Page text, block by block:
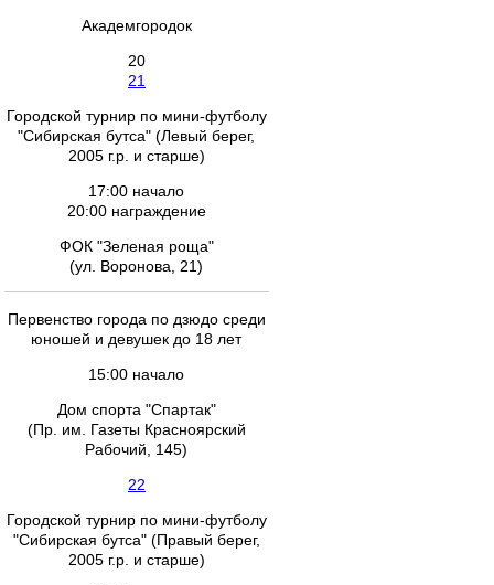
Академгородок
20
21
Городской турнир по мини-футболу
"Сибирская бутса" (Левый берег,
2005 г.р. и старше)
17:00 начало
20:00 награждение
ФОК "Зеленая роща"
(ул. Воронова, 21)
Первенство города по дзюдо среди
юношей и девушек до 18 лет
15:00 начало
Дом спорта "Спартак"
(Пр. им. Газеты Красноярский
Рабочий, 145)
22
Городской турнир по мини-футболу
"Сибирская бутса" (Правый берег,
2005 г.р. и старше)